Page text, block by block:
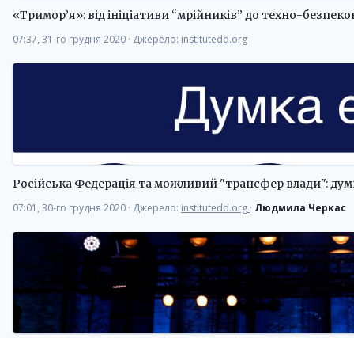
«Тримор’я»: від ініціативи “мрійників” до техно-
07:37, 31-го грудня 2020 · Джерело: institutedd.org
Російська Федерація та можливий "трансфер влади":
07:01, 30-го грудня 2020 · Джерело: institutedd.org · Людмила Черкас